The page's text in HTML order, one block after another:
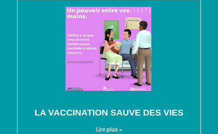
LA VACCINATION SAUVE DES VIES
Lire plus »